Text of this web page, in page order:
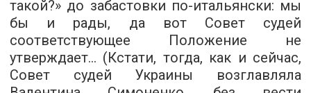
такой?» до забастовки по-итальянски: мы
бы и рады, да вот Совет судей
соответствующее Положение не
утверждает… (Кстати, тогда, как и сейчас,
Совет судей Украины возглавляла